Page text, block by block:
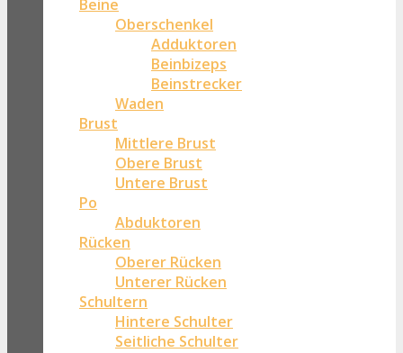
Beine
Oberschenkel
Adduktoren
Beinbizeps
Beinstrecker
Waden
Brust
Mittlere Brust
Obere Brust
Untere Brust
Po
Abduktoren
Rücken
Oberer Rücken
Unterer Rücken
Schultern
Hintere Schulter
Seitliche Schulter